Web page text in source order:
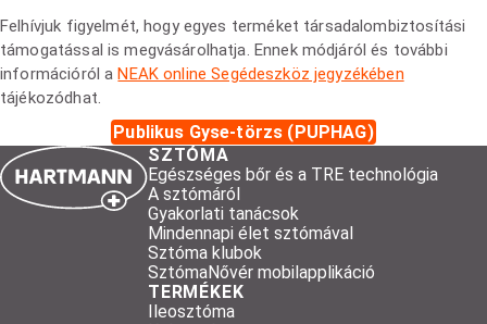
Felhívjuk figyelmét, hogy egyes terméket társadalombiztosítási
támogatással is megvásárolhatja. Ennek módjáról és további
információról aNEAK online Segédeszköz jegyzékében
tájékozódhat.
Publikus Gyse-törzs (PUPHAG)
SZTÓMA
Egészséges bőr és a TRE technológia
A sztómáról
Gyakorlati tanácsok
Mindennapi élet sztómával
Sztóma klubok
SztómaNővér mobilapplikáció
TERMÉKEK
Ileosztóma